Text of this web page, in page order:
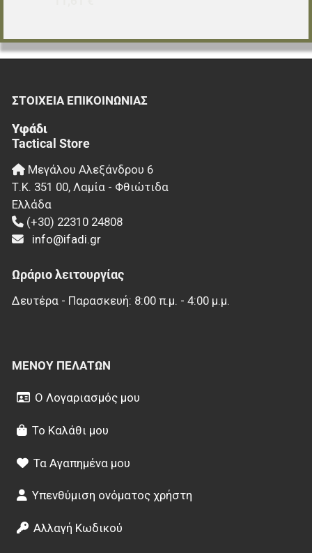
ΣΤΟΙΧΕΊΑ EΠΙΚΟΙΝΩΝΊΑΣ
Υφάδι
Tactical Store
Μεγάλου Αλεξάνδρου 6
Τ.Κ. 351 00, Λαμία - Φθιώτιδα
Ελλάδα
(+30) 22310 24808
info@ifadi.gr
Ωράριο λειτουργίας
Δευτέρα - Παρασκευή: 8:00 π.μ. - 4:00 μ.μ.
ΜΕΝΟΎ ΠΕΛΑΤΏΝ
Ο Λογαριασμός μου
Το Καλάθι μου
Τα Αγαπημένα μου
Υπενθύμιση ονόματος χρήστη
Αλλαγή Κωδικού